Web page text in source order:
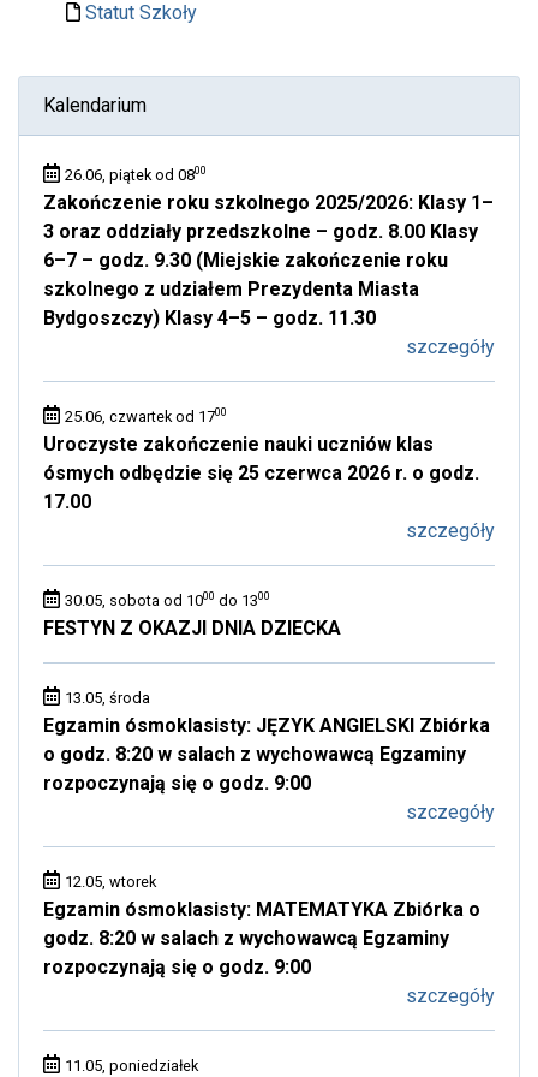
Statut Szkoły
Kalendarium
26.06, piątek od 0800
Zakończenie roku szkolnego 2025/2026: Klasy 1–
3 oraz oddziały przedszkolne – godz. 8.00 Klasy
6–7 – godz. 9.30 (Miejskie zakończenie roku
szkolnego z udziałem Prezydenta Miasta
Bydgoszczy) Klasy 4–5 – godz. 11.30
szczegóły
25.06, czwartek od 1700
Uroczyste zakończenie nauki uczniów klas
ósmych odbędzie się 25 czerwca 2026 r. o godz.
17.00
szczegóły
30.05, sobota od 1000 do 1300
FESTYN Z OKAZJI DNIA DZIECKA
13.05, środa
Egzamin ósmoklasisty: JĘZYK ANGIELSKI Zbiórka
o godz. 8:20 w salach z wychowawcą Egzaminy
rozpoczynają się o godz. 9:00
szczegóły
12.05, wtorek
Egzamin ósmoklasisty: MATEMATYKA Zbiórka o
godz. 8:20 w salach z wychowawcą Egzaminy
rozpoczynają się o godz. 9:00
szczegóły
11.05, poniedziałek